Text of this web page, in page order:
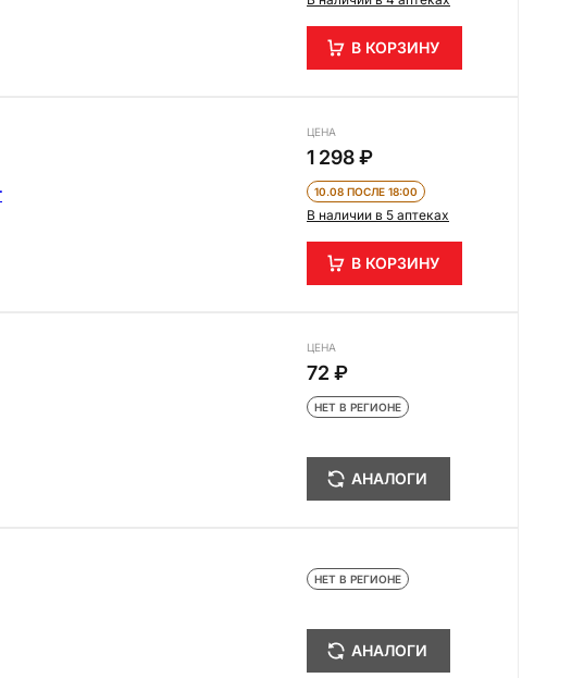
В КОРЗИНУ
ЦЕНА
1 298 ₽
10.08 ПОСЛЕ 18:00
В наличии в 5 аптеках
В КОРЗИНУ
ЦЕНА
72 ₽
НЕТ В РЕГИОНЕ
АНАЛОГИ
НЕТ В РЕГИОНЕ
АНАЛОГИ